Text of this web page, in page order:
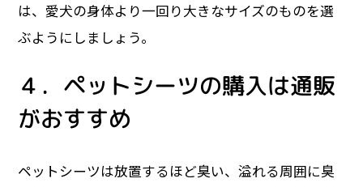
は、愛犬の身体より一回り大きなサイズのものを選
ぶようにしましょう。
４．ペットシーツの購入は通販
がおすすめ
ペットシーツは放置するほど臭い、溢れる周囲に臭